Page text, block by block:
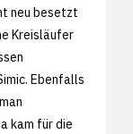
neu besetzt
Kreisläufer
Ebenfalls
kam für die